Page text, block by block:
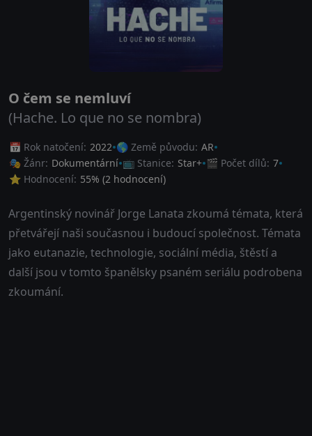
O čem se nemluví
(Hache. Lo que no se nombra)
📅 Rok natočení: 2022 🌎 Země původu: AR
🎭 Žánr: Dokumentární 📺 Stanice: Star+ 🎬 Počet dílů: 7
⭐ Hodnocení: 55% (2 hodnocení)
Argentinský novinář Jorge Lanata zkoumá témata, která
přetvářejí naši současnou i budoucí společnost. Témata
jako eutanazie, technologie, sociální média, štěstí a
další jsou v tomto španělsky psaném seriálu podrobena
zkoumání.